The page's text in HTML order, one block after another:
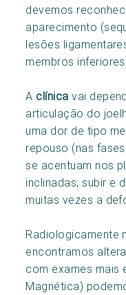
devemos
aparecimento
lesões
membros
A clínica vai
articulação do
uma dor de tipo
repouso (nas
se acentuam nos
inclinadas; subir e
muitas vezes a
Radiologicamente
encontramos
com exames mais
Magnética)